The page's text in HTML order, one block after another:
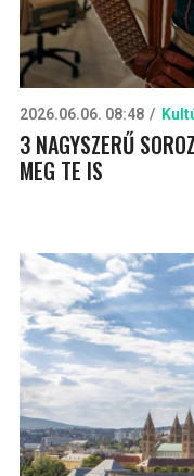
2026.06.06. 08:48
3 NAGYSZERŰ
MEG TE IS